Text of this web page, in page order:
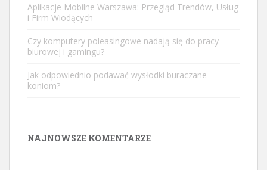
Aplikacje Mobilne Warszawa: Przegląd Trendów, Usług
i Firm Wiodących
Czy komputery poleasingowe nadają się do pracy
biurowej i gamingu?
Jak odpowiednio podawać wysłodki buraczane
koniom?
NAJNOWSZE KOMENTARZE